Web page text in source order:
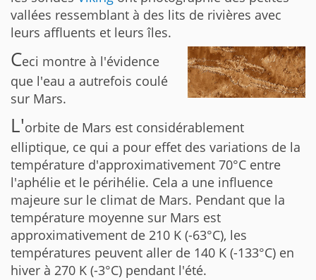
vallées ressemblant à des lits de rivières avec
leurs affluents et leurs îles.
Ceci montre à l'évidence
que l'eau a autrefois coulé
sur Mars.
L'orbite de Mars est considérablement
elliptique, ce qui a pour effet des variations de la
température d'approximativement 70°C entre
l'aphélie et le périhélie. Cela a une influence
majeure sur le climat de Mars. Pendant que la
température moyenne sur Mars est
approximativement de 210 K (-63°C), les
températures peuvent aller de 140 K (-133°C) en
hiver à 270 K (-3°C) pendant l'été.